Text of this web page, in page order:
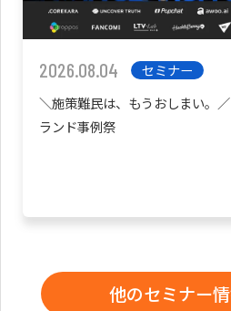
2026.08.04
セミナー
＼施策難民は、もうおしまい。
ランド事例祭
他のセミナー